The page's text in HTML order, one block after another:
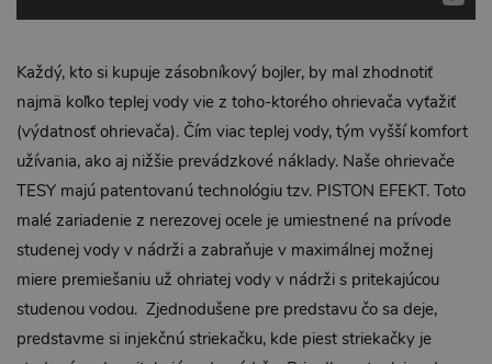
Každý, kto si kupuje zásobníkový bojler, by mal zhodnotiť
najmä koľko teplej vody vie z toho-ktorého ohrievača vyťažiť
(výdatnosť ohrievača). Čím viac teplej vody, tým vyšší komfort
užívania, ako aj nižšie prevádzkové náklady. Naše ohrievače
TESY majú patentovanú technológiu tzv. PISTON EFEKT. Toto
malé zariadenie z nerezovej ocele je umiestnené na prívode
studenej vody v nádrži a zabraňuje v maximálnej možnej
miere premiešaniu už ohriatej vody v nádrži s pritekajúcou
studenou vodou. Zjednodušene pre predstavu čo sa deje,
predstavme si injekčnú striekačku, kde piest striekačky je